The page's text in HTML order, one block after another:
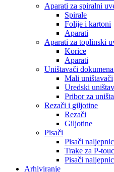
Aparati za spiralni
Spirale
Folije i kartoni
Aparati
Aparati za toplinski
Korice
Aparati
Uništavači
Mali uništavači
Uredski
Pribor za
Rezači i giljotine
Rezači
Giljotine
Pisači
Pisači
Trake za P-
Pisači
Arhiviranje